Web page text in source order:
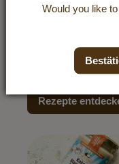
Erdbeeren
Es ist
wieder süße
näher als beides in
trifft herzhaft und
Genussexplosion!
Rezepte
Would you like